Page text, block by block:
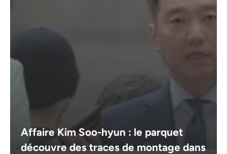
Affaire Kim Soo-hyun : le parquet
découvre des traces de montage dans